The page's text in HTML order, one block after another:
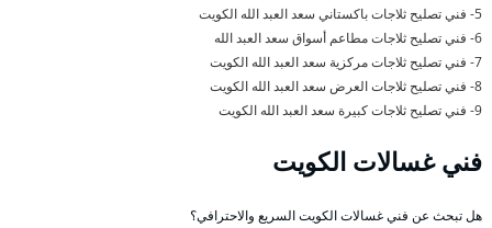
5- فني تصليح ثلاجات باكستاني سعد العبد الله الكويت
6- فني تصليح ثلاجات مطاعم أسواق سعد العبد الله
7- فني تصليح ثلاجات مركزية سعد العبد الله الكويت
8- فني تصليح ثلاجات العرض سعد العبد الله الكويت
9- فني تصليح ثلاجات كبيرة سعد العبد الله الكويت
فني غسالات الكويت
هل تبحث عن فني غسالات الكويت السريع والاحترافي؟